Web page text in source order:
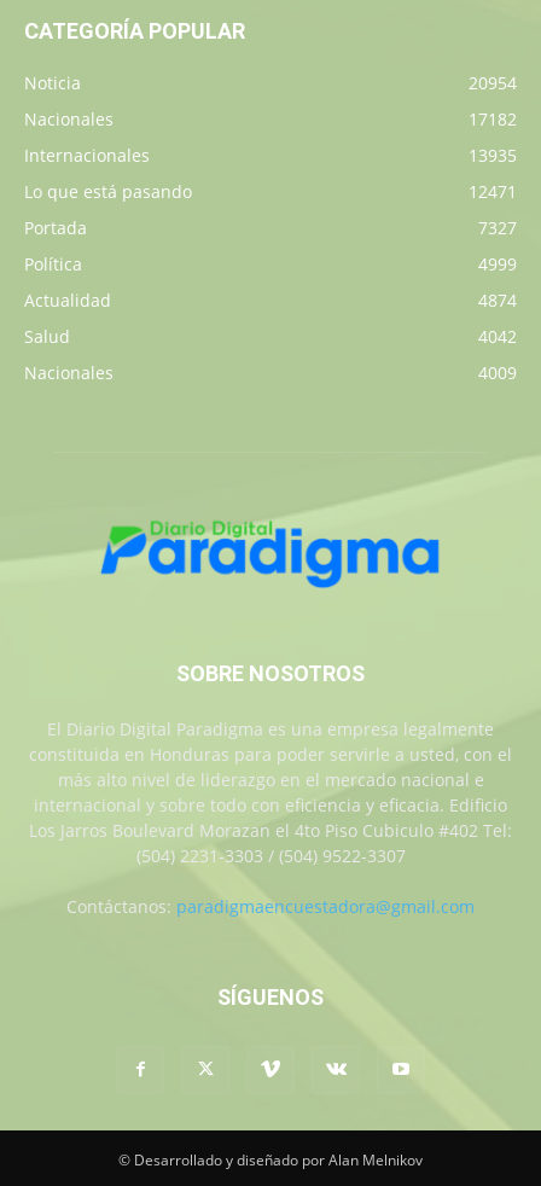
CATEGORÍA POPULAR
Noticia
20954
Nacionales
17182
Internacionales
13935
Lo que está pasando
12471
Portada
7327
Política
4999
Actualidad
4874
Salud
4042
Nacionales
4009
SOBRE NOSOTROS
El Diario Digital Paradigma es una empresa legalmente
constituida en Honduras para poder servirle a usted, con el
más alto nivel de liderazgo en el mercado nacional e
internacional y sobre todo con eficiencia y eficacia. Edificio
Los Jarros Boulevard Morazan el 4to Piso Cubiculo #402 Tel:
(504) 2231-3303 / (504) 9522-3307
Contáctanos: paradigmaencuestadora@gmail.com
SÍGUENOS
© Desarrollado y diseñado por Alan Melnikov